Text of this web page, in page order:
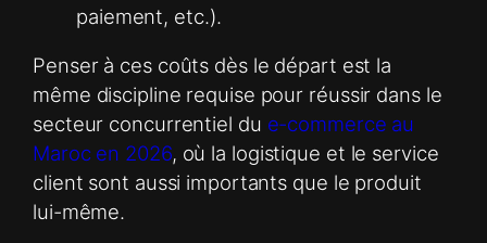
paiement, etc.).
Penser à ces coûts dès le départ est la
même discipline requise pour réussir dans le
secteur concurrentiel du e-commerce au
Maroc en 2026, où la logistique et le service
client sont aussi importants que le produit
lui-même.